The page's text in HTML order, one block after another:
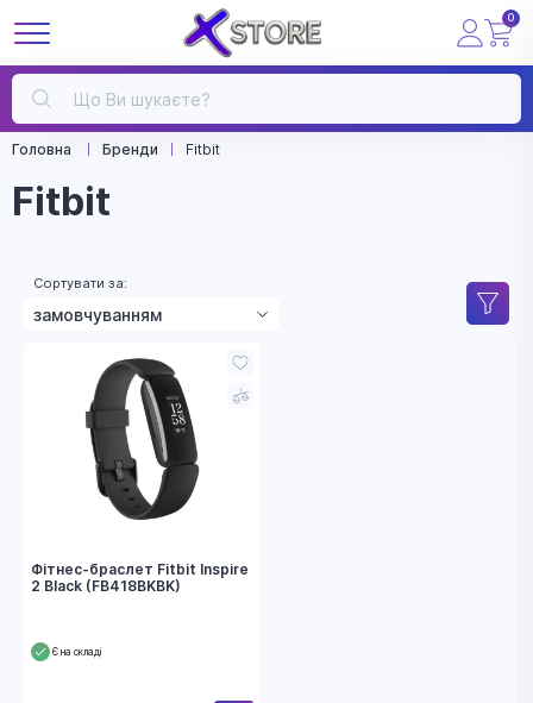
0
Головна Бренди Fitbit
Fitbit
Сортувати за:
зростанням ціни
зменшенням ціни
назвою
рейтингом
Фітнес-браслет Fitbit Inspire
2 Black (FB418BKBK)
Є на складі